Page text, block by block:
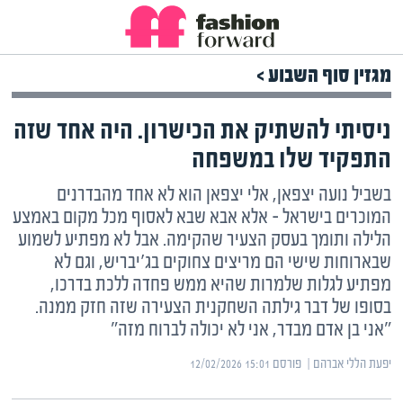
מגזין סוף השבוע >
ניסיתי להשתיק את הכישרון. היה אחד שזה
התפקיד שלו במשפחה
בשביל נועה יצפאן, אלי יצפאן הוא לא אחד מהבדרנים
המוכרים בישראל – אלא אבא שבא לאסוף מכל מקום באמצע
הלילה ותומך בעסק הצעיר שהקימה. אבל לא מפתיע לשמוע
שבארוחות שישי הם מריצים צחוקים בג'יבריש, וגם לא
מפתיע לגלות שלמרות שהיא ממש פחדה ללכת בדרכו,
בסופו של דבר גילתה השחקנית הצעירה שזה חזק ממנה.
"אני בן אדם מבדר, אני לא יכולה לברוח מזה"
יפעת הללי אברהם | ‏פורסם ‎12/02/2026 15:01